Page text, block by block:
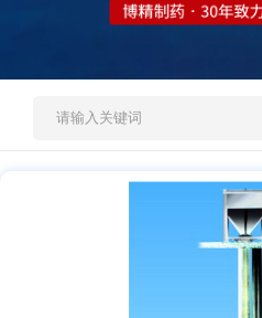
人才招聘
开云官网开云官网首页(中国)集团